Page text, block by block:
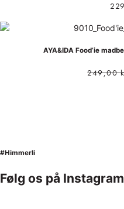
AYA&IDA Food’ie
249,00
#Himmerli
Følg os på Instagram